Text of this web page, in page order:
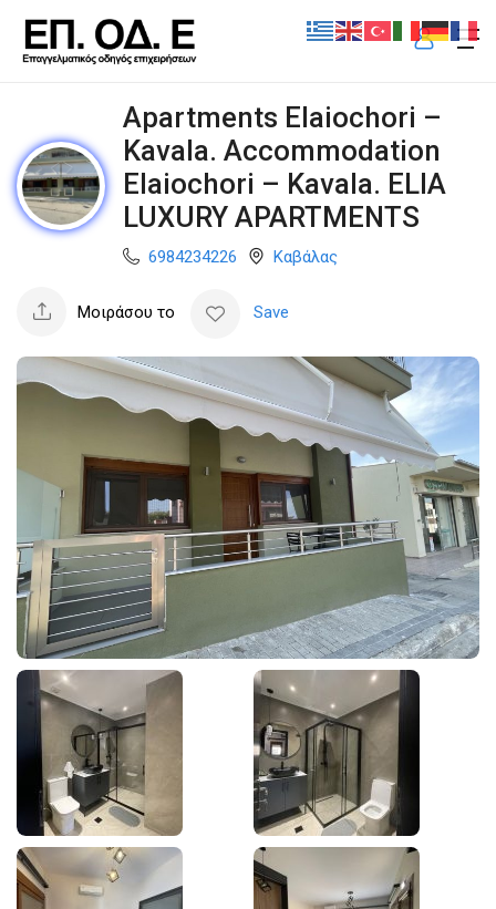
Apartments Elaiochori –
Kavala. Accommodation
Elaiochori – Kavala. ELIA
LUXURY APARTMENTS
6984234226 Καβάλας
Μοιράσου το Save